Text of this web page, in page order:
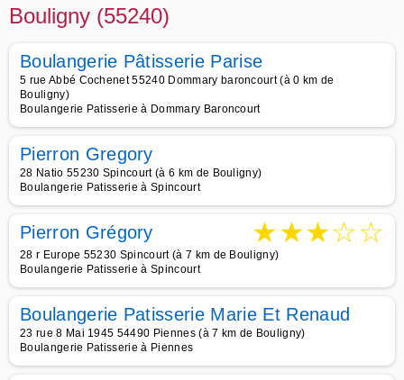
Bouligny (55240)
Boulangerie Pâtisserie Parise
5 rue Abbé Cochenet 55240 Dommary baroncourt (à 0 km de
Bouligny)
Boulangerie Patisserie à Dommary Baroncourt
Pierron Gregory
28 Natio 55230 Spincourt (à 6 km de Bouligny)
Boulangerie Patisserie à Spincourt
Pierron Grégory ★★★☆☆
28 r Europe 55230 Spincourt (à 7 km de Bouligny)
Boulangerie Patisserie à Spincourt
Boulangerie Patisserie Marie Et Renaud
23 rue 8 Mai 1945 54490 Piennes (à 7 km de Bouligny)
Boulangerie Patisserie à Piennes